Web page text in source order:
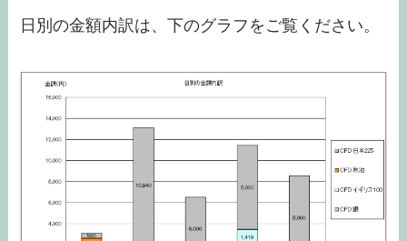
日別の金額内訳は、下のグラフをご覧ください。